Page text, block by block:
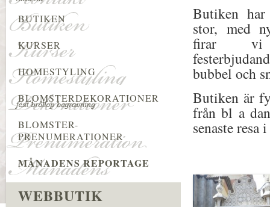
Butiken
stor, med
firar
bubbel och
Butiken är
från bl a
senaste resa
BUTIKEN
KURSER
HOMESTYLING
BLOMSTERDEKORATIONER
BLOMSTER-
PRENUMERATIONER
MÅNADENS REPORTAGE
WEBBUTIK